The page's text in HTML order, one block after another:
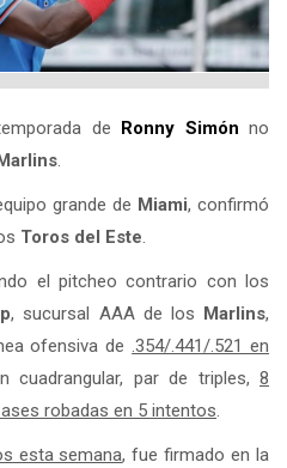
de Ronny Simón no
.
grande de Miami, confirmó
Toros del Este.
el pitcheo contrario con los
, sucursal AAA de los Marlins,
ofensiva de .354/.441/.521 en
cuadrangular, par de triples,8
robadas en 5 intentos.
esta semana, fue firmado en la